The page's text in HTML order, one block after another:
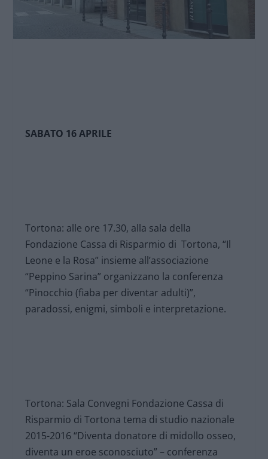
SABATO 16 APRILE
Tortona: alle ore 17.30, alla sala della
Fondazione Cassa di Risparmio di Tortona, “Il
Leone e la Rosa” insieme all’associazione
“Peppino Sarina” organizzano la conferenza
“Pinocchio (fiaba per diventar adulti)”,
paradossi, enigmi, simboli e interpretazione.
Tortona: Sala Convegni Fondazione Cassa di
Risparmio di Tortona tema di studio nazionale
2015-2016 “Diventa donatore di midollo osseo,
diventa un eroe sconosciuto” – conferenza